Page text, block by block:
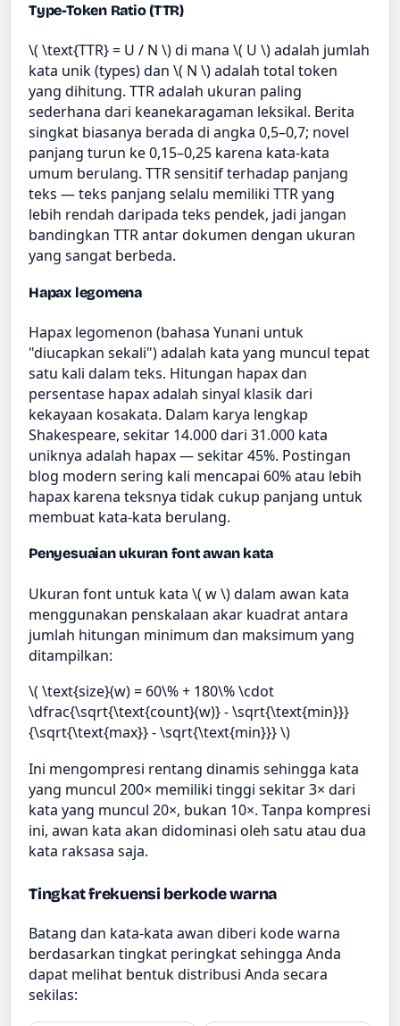
Type-Token Ratio (TTR)
\( \text{TTR} = U / N \) di mana \( U \) adalah jumlah
kata unik (types) dan \( N \) adalah total token
yang dihitung. TTR adalah ukuran paling
sederhana dari keanekaragaman leksikal. Berita
singkat biasanya berada di angka 0,5–0,7; novel
panjang turun ke 0,15–0,25 karena kata-kata
umum berulang. TTR sensitif terhadap panjang
teks — teks panjang selalu memiliki TTR yang
lebih rendah daripada teks pendek, jadi jangan
bandingkan TTR antar dokumen dengan ukuran
yang sangat berbeda.
Hapax legomena
Hapax legomenon (bahasa Yunani untuk
"diucapkan sekali") adalah kata yang muncul tepat
satu kali dalam teks. Hitungan hapax dan
persentase hapax adalah sinyal klasik dari
kekayaan kosakata. Dalam karya lengkap
Shakespeare, sekitar 14.000 dari 31.000 kata
uniknya adalah hapax — sekitar 45%. Postingan
blog modern sering kali mencapai 60% atau lebih
hapax karena teksnya tidak cukup panjang untuk
membuat kata-kata berulang.
Penyesuaian ukuran font awan kata
Ukuran font untuk kata \( w \) dalam awan kata
menggunakan penskalaan akar kuadrat antara
jumlah hitungan minimum dan maksimum yang
ditampilkan:
\( \text{size}(w) = 60\% + 180\% \cdot
\dfrac{\sqrt{\text{count}(w)} - \sqrt{\text{min}}}
{\sqrt{\text{max}} - \sqrt{\text{min}}} \)
Ini mengompresi rentang dinamis sehingga kata
yang muncul 200× memiliki tinggi sekitar 3× dari
kata yang muncul 20×, bukan 10×. Tanpa kompresi
ini, awan kata akan didominasi oleh satu atau dua
kata raksasa saja.
Tingkat frekuensi berkode warna
Batang dan kata-kata awan diberi kode warna
berdasarkan tingkat peringkat sehingga Anda
dapat melihat bentuk distribusi Anda secara
sekilas: